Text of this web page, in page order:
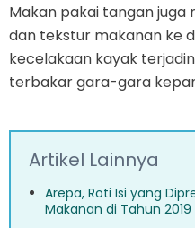
Makan pakai tangan juga
dan tekstur makanan ke
kecelakaan kayak
terbakar gara-gara
Artikel Lainnya
Arepa, Roti Isi yang
Makanan di Tahun 2019